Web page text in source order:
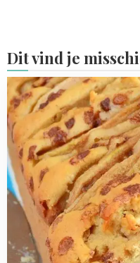
Dit vind je
Read
more
about
Kruidige
perencake